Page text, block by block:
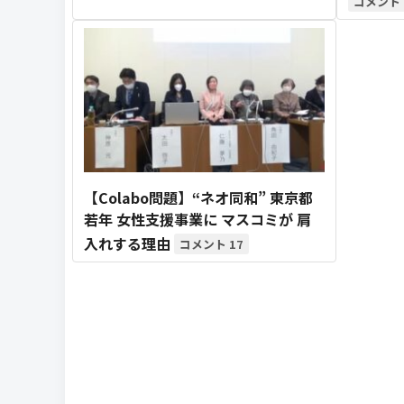
【Colabo問題】“ネオ同和” 東京都
若年 女性支援事業に マスコミが 肩
入れする理由
17